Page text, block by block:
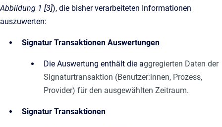
Abbildung 1 [3]), die bisher verarbeiteten Informationen
auszuwerten:
Signatur Transaktionen Auswertungen
Die Auswertung enthält die aggregierten Daten der
Signaturtransaktion (Benutzer:innen, Prozess,
Provider) für den ausgewählten Zeitraum.
Signatur Transaktionen